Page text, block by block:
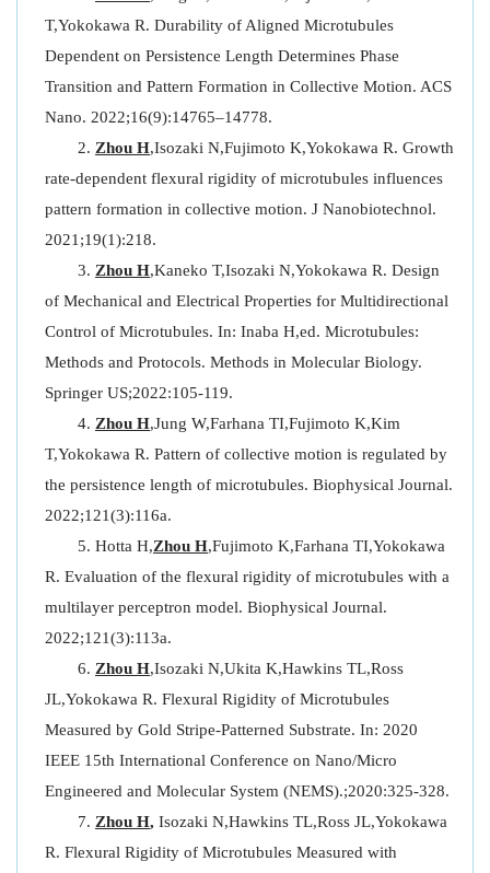
T,Yokokawa R. Durability of Aligned Microtubules
Dependent on Persistence Length Determines Phase
Transition and Pattern Formation in Collective Motion. ACS
Nano. 2022;16(9):14765–14778.
Zhou H,Isozaki N,Fujimoto K,Yokokawa R. Growth
rate-dependent flexural rigidity of microtubules influences
pattern formation in collective motion. J Nanobiotechnol.
2021;19(1):218.
Zhou H,Kaneko T,Isozaki N,Yokokawa R. Design
of Mechanical and Electrical Properties for Multidirectional
Control of Microtubules. In: Inaba H,ed. Microtubules:
Methods and Protocols. Methods in Molecular Biology.
Springer US;2022:105-119.
Zhou H,Jung W,Farhana TI,Fujimoto K,Kim
T,Yokokawa R. Pattern of collective motion is regulated by
the persistence length of microtubules. Biophysical Journal.
2022;121(3):116a.
Hotta H,Zhou H,Fujimoto K,Farhana TI,Yokokawa
R. Evaluation of the flexural rigidity of microtubules with a
multilayer perceptron model. Biophysical Journal.
2022;121(3):113a.
Zhou H,Isozaki N,Ukita K,Hawkins TL,Ross
JL,Yokokawa R. Flexural Rigidity of Microtubules
Measured by Gold Stripe-Patterned Substrate. In: 2020
IEEE 15th International Conference on Nano/Micro
Engineered and Molecular System (NEMS).;2020:325-328.
Zhou H, Isozaki N,Hawkins TL,Ross JL,Yokokawa
R. Flexural Rigidity of Microtubules Measured with